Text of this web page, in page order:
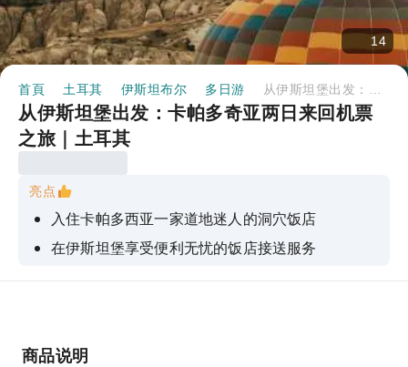
14
首頁 土耳其 伊斯坦布尔 多日游
从伊斯坦堡出发：卡帕多奇亚两日来回机票
之旅｜土耳其
亮点
入住卡帕多西亚一家道地迷人的洞穴饭店
在伊斯坦堡享受便利无忧的饭店接送服务
在专业导游的带领下，探索卡帕多奇亚的顶级景点
商品说明